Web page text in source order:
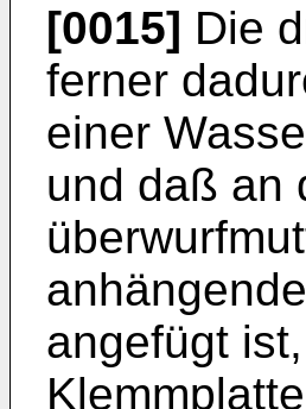
[0015] Die
ferner
einer
und daß an
angefügt